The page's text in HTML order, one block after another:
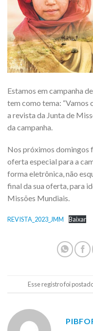
Estamos em campanha
tem como tema: “Vamos
a revista da Junta de
da campanha.
Nos próximos domingos
oferta especial para a
forma eletrônica, não
final da sua oferta, para
Missões Mundiais.
REVISTA_2023_JMM Baixar
Esse registro foi